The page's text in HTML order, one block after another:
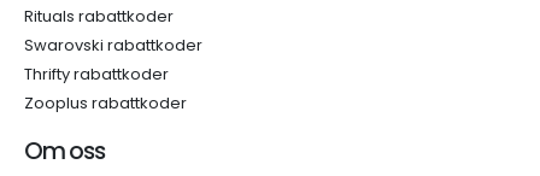
Rituals rabattkoder
Swarovski rabattkoder
Thrifty rabattkoder
Zooplus rabattkoder
Om oss